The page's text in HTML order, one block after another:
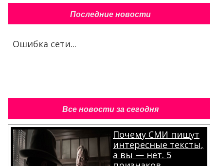
Последние новости
Ошибка сети...
Все новости за сегодня
Почему СМИ пишут
интересные тексты,
а вы — нет. 5